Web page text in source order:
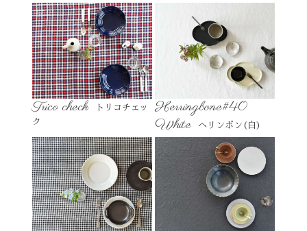
Trico check
トリコチェッ
ク
Herringbone#40
White
ヘリンボン(白)